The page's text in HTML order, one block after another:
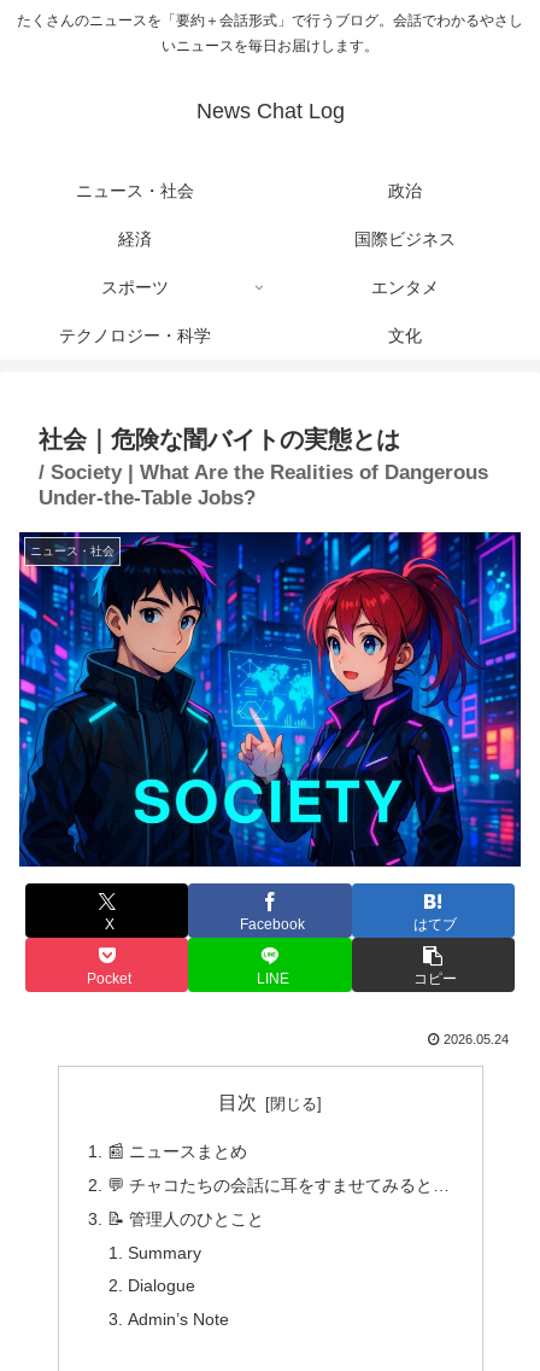
たくさんのニュースを「要約＋会話形式」で行うブログ。会話でわかるやさし
いニュースを毎日お届けします。
News Chat Log
ニュース・社会 政治
経済 国際ビジネス
スポーツ エンタメ
テクノロジー・科学 文化
社会｜危険な闇バイトの実態とは
/ Society | What Are the Realities of Dangerous
Under-the-Table Jobs?
ニュース・社会
X Facebook はてブ
Pocket LINE コピー
2026.05.24
目次
📰 ニュースまとめ
💬 チャコたちの会話に耳をすませてみると…
📝 管理人のひとこと
Summary
Dialogue
Admin’s Note